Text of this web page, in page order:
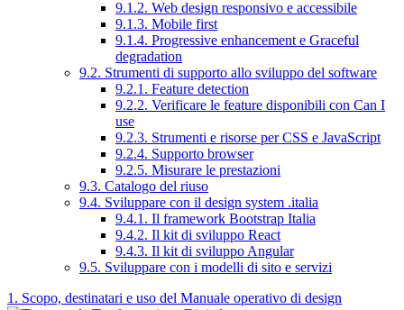
9.1.2. Web design responsivo e accessibile
9.1.3. Mobile first
9.1.4. Progressive enhancement e Graceful
degradation
9.2. Strumenti di supporto allo sviluppo del software
9.2.1. Feature detection
9.2.2. Verificare le feature disponibili con Can I
use
9.2.3. Strumenti e risorse per CSS e JavaScript
9.2.4. Supporto browser
9.2.5. Misurare le prestazioni
9.3. Catalogo del riuso
9.4. Sviluppare con il design system .italia
9.4.1. Il framework Bootstrap Italia
9.4.2. Il kit di sviluppo React
9.4.3. Il kit di sviluppo Angular
9.5. Sviluppare con i modelli di sito e servizi
1. Scopo, destinatari e uso del Manuale operativo di design